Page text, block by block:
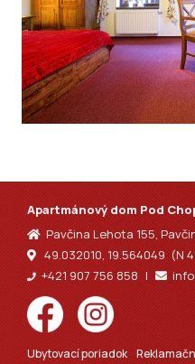
Apartmánový dom Pod
Pavčina Lehota 155,
49.032010, 19.564049 (N
+421 907 756 858 |
Ubytovací poriadok